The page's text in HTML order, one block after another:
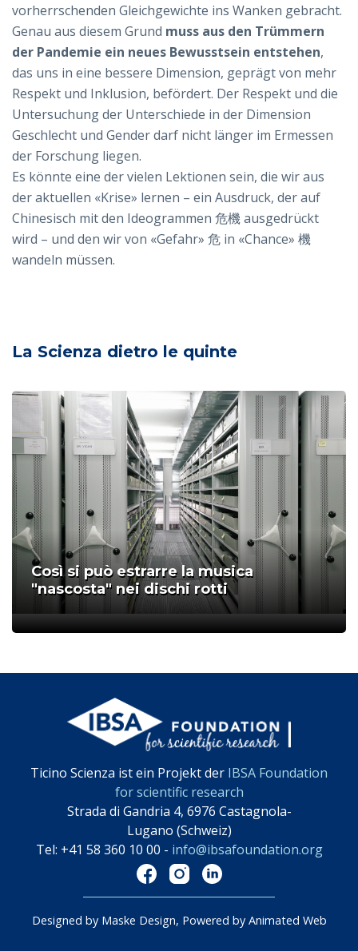
vorherrschenden Gleichgewichte ins Wanken gebracht.
Genau aus diesem Grund muss aus den Trümmern
der Pandemie ein neues Bewusstsein entstehen,
das uns in eine bessere Dimension, geprägt von mehr
Respekt und Inklusion, befördert. Der Respekt und die
Untersuchung der Unterschiede in der Dimension
Geschlecht und Gender darf nicht länger im Ermessen
der Forschung liegen.
Es könnte eine der vielen Lektionen sein, die wir aus
der aktuellen «Krise» lernen – ein Ausdruck, der auf
Chinesisch mit den Ideogrammen 危機 ausgedrückt
wird – und den wir von «Gefahr» 危 in «Chance» 機
wandeln müssen.
La Scienza dietro le quinte
Così si può estrarre la musica
"nascosta" nei dischi rotti
Ticino Scienza ist ein Projekt der IBSA Foundation
for scientific research
Strada di Gandria 4, 6976 Castagnola-
Lugano (Schweiz)
Tel: +41 58 360 10 00 - info@ibsafoundation.org
Designed by Maske Design, Powered by Animated Web